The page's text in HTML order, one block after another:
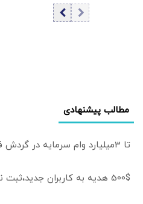
ها و شبه نظامیان
عراقی/ مقام
مطالب پیشنهادی
تا 3میلیارد وام سرمایه در گردش فروشندگان
500$ هدیه به کاربران جدید،ثبت نام کن